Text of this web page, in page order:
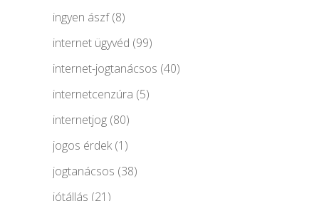
ingyen ászf(8)
internet ügyvéd (99)
internet-jogtanácsos (40)
internetcenzúra (5)
internetjog (80)
jogos érdek(1)
jogtanácsos (38)
jótállás (21)